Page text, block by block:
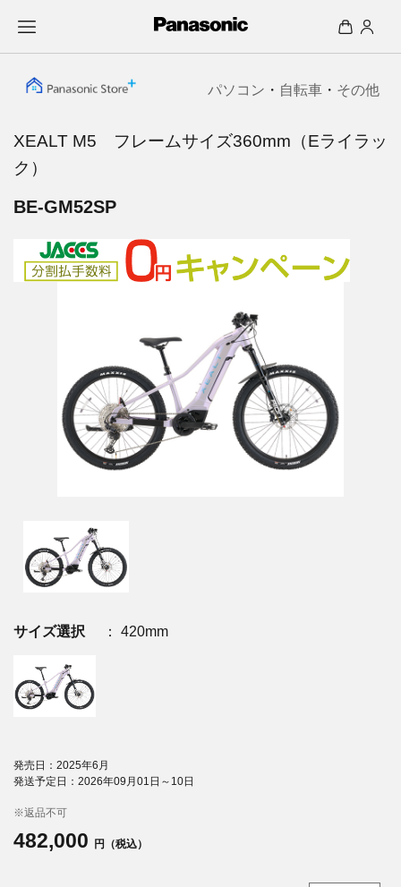
パソコン ・ 自転車 ・ その他
XEALT M5 フレームサイズ360mm（Eライラッ
ク）
BE-GM52SP
サイズ選択 ： 420mm
発売日：2025年6月
発送予定日：2026年09月01日～10日
※返品不可
482,000 円（税込）